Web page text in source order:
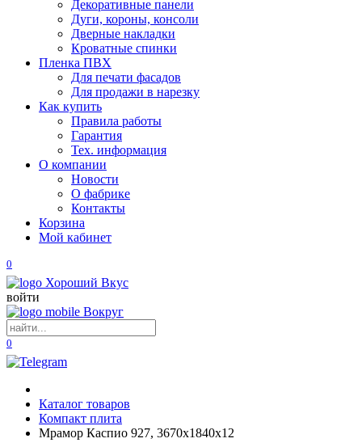
Декоративные панели
Дуги, короны, консоли
Дверные накладки
Кроватные спинки
Пленка ПВХ
Для печати фасадов
Для продажи в нарезку
Как купить
Правила работы
Гарантия
Тех. информация
О компании
Новости
О фабрике
Контакты
Корзина
Мой кабинет
0
войти
0
Каталог товаров
Компакт плита
Мрамор Каспио 927, 3670х1840х12